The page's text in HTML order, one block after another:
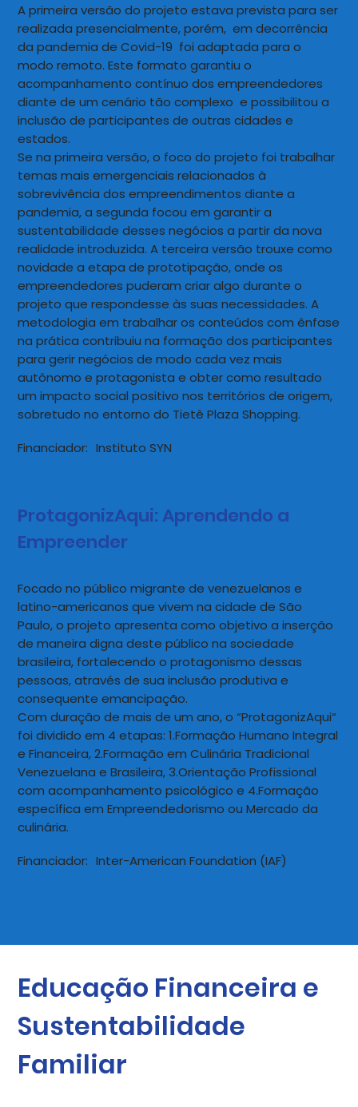
A primeira versão do projeto estava prevista para ser
realizada presencialmente, porém, em decorrência
da pandemia de Covid-19 foi adaptada para o
modo remoto. Este formato garantiu o
acompanhamento contínuo dos empreendedores
diante de um cenário tão complexo e possibilitou a
inclusão de participantes de outras cidades e
estados.
Se na primeira versão, o foco do projeto foi trabalhar
temas mais emergenciais relacionados à
sobrevivência dos empreendimentos diante a
pandemia, a segunda focou em garantir a
sustentabilidade desses negócios a partir da nova
realidade introduzida. A terceira versão trouxe como
novidade a etapa de prototipação, onde os
empreendedores puderam criar algo durante o
projeto que respondesse às suas necessidades. A
metodologia em trabalhar os conteúdos com ênfase
na prática contribuiu na formação dos participantes
para gerir negócios de modo cada vez mais
autônomo e protagonista e obter como resultado
um impacto social positivo nos territórios de origem,
sobretudo no entorno do Tietê Plaza Shopping.
Instituto SYN
Financiador:
ProtagonizAqui: Aprendendo a
Empreender
Focado no público migrante de venezuelanos e
latino-americanos que vivem na cidade de São
Paulo, o projeto apresenta como objetivo a inserção
de maneira digna deste público na sociedade
brasileira, fortalecendo o protagonismo dessas
pessoas, através de sua inclusão produtiva e
consequente emancipação.
Com duração de mais de um ano, o “ProtagonizAqui“
foi dividido em 4 etapas: 1.Formação Humano Integral
e Financeira, 2.Formação em Culinária Tradicional
Venezuelana e Brasileira, 3.Orientação Profissional
com acompanhamento psicológico e 4.Formação
específica em Empreendedorismo ou Mercado da
culinária.
Inter-American Foundation (IAF)
Financiador:
Educação Financeira e
Sustentabilidade
Familiar